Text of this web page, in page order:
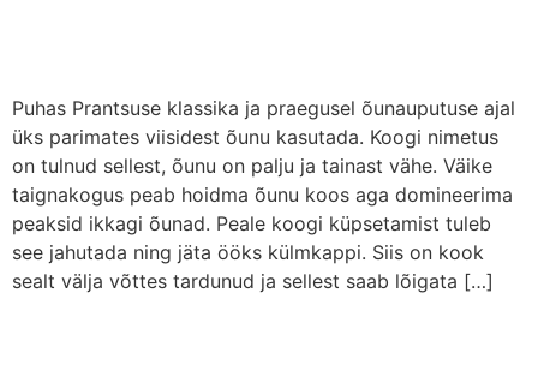
Puhas Prantsuse klassika ja praegusel õunauputuse ajal
üks parimates viisidest õunu kasutada. Koogi nimetus
on tulnud sellest, õunu on palju ja tainast vähe. Väike
taignakogus peab hoidma õunu koos aga domineerima
peaksid ikkagi õunad. Peale koogi küpsetamist tuleb
see jahutada ning jäta ööks külmkappi. Siis on kook
sealt välja võttes tardunud ja sellest saab lõigata […]